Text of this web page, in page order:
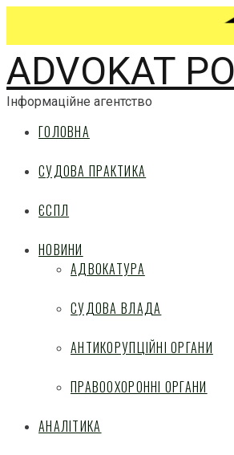
ADVOKAT
Інформаційне агентство
ГОЛОВНА
СУДОВА ПРАКТИКА
ЄСПЛ
НОВИНИ
АДВОКАТУРА
СУДОВА ВЛАДА
АНТИКОРУПЦІЙНІ ОРГАНИ
ПРАВООХОРОННІ ОРГАНИ
АНАЛІТИКА